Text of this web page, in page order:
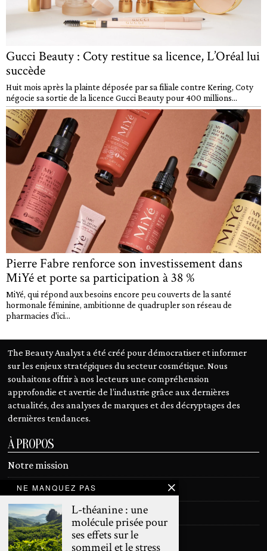
Gucci Beauty : Coty restitue sa licence, L’Oréal lui
succède
Huit mois après la plainte déposée par sa filiale contre Kering, Coty
négocie sa sortie de la licence Gucci Beauty pour 400 millions...
Pierre Fabre renforce son investissement dans
MiYé et porte sa participation à 38 %
MiYé, qui répond aux besoins encore peu couverts de la santé
hormonale féminine, ambitionne de quadrupler son réseau de
pharmacies d'ici...
The Beauty Analyst a été créé pour démocratiser et informer
sur les enjeux stratégiques du secteur cosmétique. Nous
souhaitons offrir à nos lecteurs une compréhension
approfondie et avertie de l’industrie grâce aux dernières
actualités, des analyses de marques et des décryptages des
dernières tendances.
À PROPOS
Notre mission
Devenir contributeur
Contact
Mentions légales
NE MANQUEZ PAS
L-théanine : une
molécule prisée pour
ses effets sur le
sommeil et le stress